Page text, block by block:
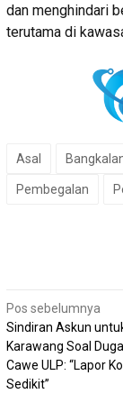
dan menghindari
terutama di
Asal
Pembegalan
Navigasi
pos
Pos sebelumnya
Sindiran Askun
Karawang Soal
Cawe ULP: “Lapor
Sedikit”